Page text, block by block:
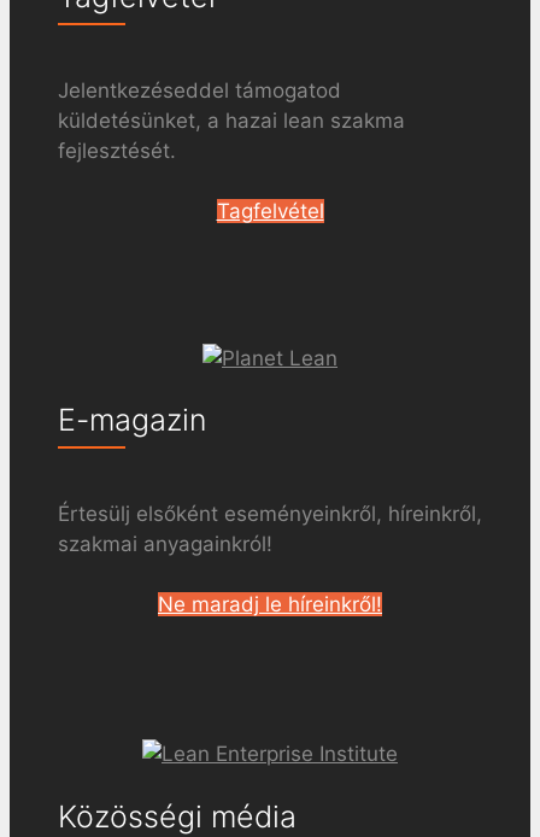
Jelentkezéseddel támogatod
küldetésünket, a hazai lean szakma
fejlesztését.
Tagfelvétel
E-magazin
Értesülj elsőként eseményeinkről, híreinkről,
szakmai anyagainkról!
Ne maradj le híreinkről!
Közösségi média